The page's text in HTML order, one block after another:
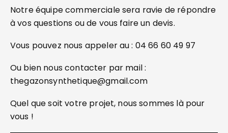
Notre équipe commerciale sera ravie de répondre
à vos questions ou de vous faire un devis.
Vous pouvez nous appeler au : 04 66 60 49 97
Ou bien nous contacter par mail :
thegazonsynthetique@gmail.com
Quel que soit votre projet, nous sommes là pour
vous !